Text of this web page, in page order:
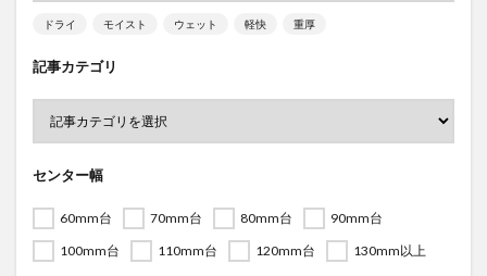
ドライ モイスト ウェット 軽快 重厚
記事カテゴリ
センター幅
60mm台 70mm台 80mm台
90mm台
100mm台
110mm台 120mm台 130mm以上